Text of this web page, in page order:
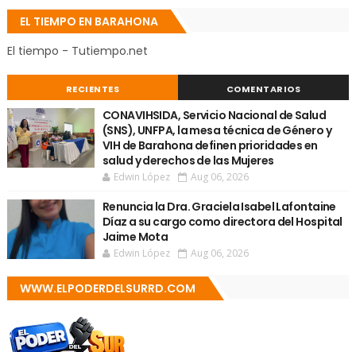
EL TIEMPO EN BARAHONA
El tiempo - Tutiempo.net
RECIENTES COMENTARIOS
CONAVIHSIDA, Servicio Nacional de Salud
(SNS), UNFPA, la mesa técnica de Género y
VIH de Barahona definen prioridades en
salud y derechos de las Mujeres
Edwin López Aug 06, 2026
Renuncia la Dra. Graciela Isabel Lafontaine
Díaz a su cargo como directora del Hospital
Jaime Mota
Edwin López Aug 06, 2026
WWW.ELPODERDELSURRD.COM